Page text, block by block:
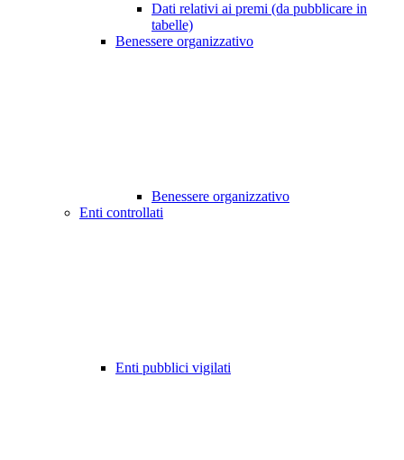
Dati relativi ai premi (da pubblicare in
tabelle)
Benessere organizzativo
Benessere organizzativo
Enti controllati
Enti pubblici vigilati